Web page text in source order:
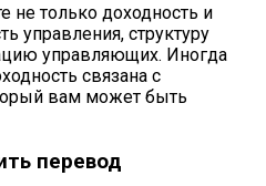
не только доходность и
управления, структуру
управляющих. Иногда
связана с
вам может быть
перевод